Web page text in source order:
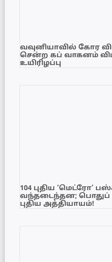
வவுனியாவில் கோர
சென்ற கப் வாகனம்
உயிரிழப்பு
104 புதிய ‘மெட்ரோ’
வந்தடைந்தன; பொதுப்
புதிய அத்தியாயம்!